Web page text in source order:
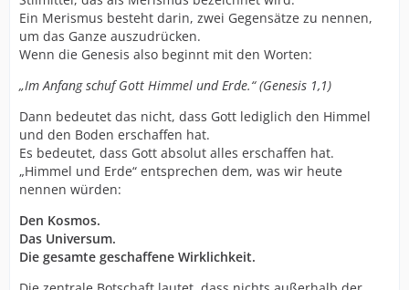
Ein Merismus besteht darin, zwei Gegensätze zu nennen,
um das Ganze auszudrücken.
Wenn die Genesis also beginnt mit den Worten:
„Im Anfang schuf Gott Himmel und Erde.“ (Genesis 1,1)
Dann bedeutet das nicht, dass Gott lediglich den Himmel
und den Boden erschaffen hat.
Es bedeutet, dass Gott absolut alles erschaffen hat.
„Himmel und Erde“ entsprechen dem, was wir heute
nennen würden:
Den Kosmos.
Das Universum.
Die gesamte geschaffene Wirklichkeit.